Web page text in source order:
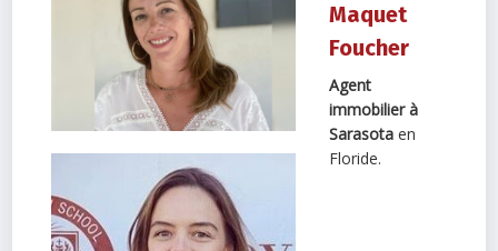
Maquet
Foucher
Agent
immobilier à
Sarasota en
Floride.